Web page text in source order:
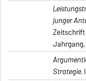
junger
Jahrgang,
Strategie.